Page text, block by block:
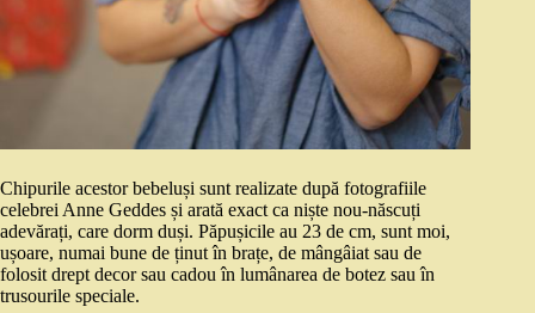
Chipurile acestor bebeluși sunt realizate după fotografiile
celebrei Anne Geddes și arată exact ca niște nou-născuți
adevărați, care dorm duși. Păpușicile au 23 de cm, sunt moi,
ușoare, numai bune de ținut în brațe, de mângâiat sau de
folosit drept decor sau cadou în lumânarea de botez sau în
trusourile speciale.